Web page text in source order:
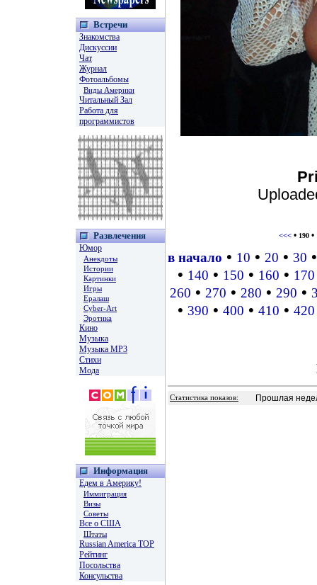
Встречи
Знакомства
Дискуссии
Чат
Журнал
Фотоальбомы
Виды Америки
Читальный Зал
Работа для
программистов
Развлечения
Юмор
Анекдоты
Истории
Картинки
Игры
Ералаш
Cyber-Art
Эротика
Кино
Музыка
Музыка MP3
Стихи
Мода
Информация
Едем в Америку!
Иммиграция
Визы
Советы
Все о США
Штаты
Russian America TOP
Рейтинг
Посольства
Консульства
<<<• 190•
в начало • 10 • 20 • 30
• 140 • 150 • 160 • 170
260 • 270 • 280 • 290 •
• 390 • 400 • 410 • 420
Статистика показов: Прошлая